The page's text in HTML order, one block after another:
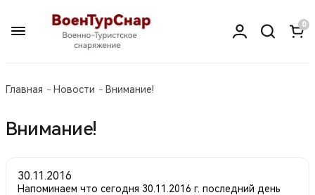
0
Главная Новости Внимание!
Внимание!
30.11.2016
Напоминаем что сегодня 30.11.2016 г. последний день